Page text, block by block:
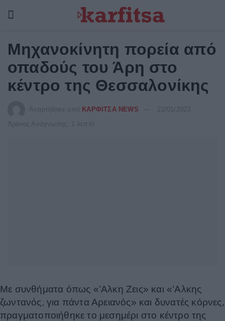
Μηχανοκίνητη πορεία από
οπαδούς του Άρη στο
κέντρο της Θεσσαλονίκης
Αναρτήθηκε από ΚΑΡΦΙΤΣΑ NEWS
22/01/2023
Χρόνος Ανάγνωσης: 1 λεπτό
Με συνθήματα όπως «’Αλκη Ζεις» και «’Αλκης
ζωντανός, για πάντα Αρειανός» και δυνατές κόρνες,
πραγματοποιήθηκε το μεσημέρι στο κέντρο της